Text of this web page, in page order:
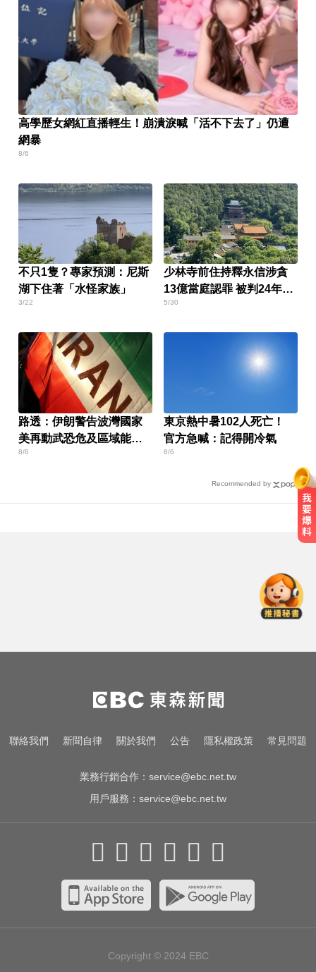
高學歷女網紅直播輕生！崩潰淚喊「活不下去了」仍遭
網暴
8/6
不只1隻？專家預測：尼斯
湖下住著「水怪家族」
3/22
少林寺前住持釋永信涉貪
13億當庭認罪 被判24年放
棄上訴
5/30
路透：伊朗警告波灣國家
美再動武恐危及區域能源
設施
8/6
東京熱中暑102人死亡！
官方急喊：記得開冷氣
8/6
Recommended by
了
愛玩車／凱旋雙車登場 660新動力
更順暢
高雄夜班保全滑撞護欄 車停路邊
聯絡我們 新聞自律 關於我們 公告 隱私權政策 常見問題
業務行銷合作： service@ebc.net.tw
用戶服務： service@ebc.net.tw
Copyright © 2024 EBC